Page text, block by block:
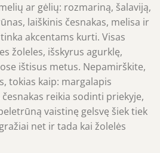
ar gėlių: rozmariną, šalaviją,
laiškinis česnakas, melisa ir
akcentams kurti. Visas
žoleles, išskyrus agurklę,
ištisus metus. Nepamirškite,
tokias kaip: margalapis
reikia sodinti priekyje,
vaistinę gelsvę šiek tiek
net ir tada kai žolelės